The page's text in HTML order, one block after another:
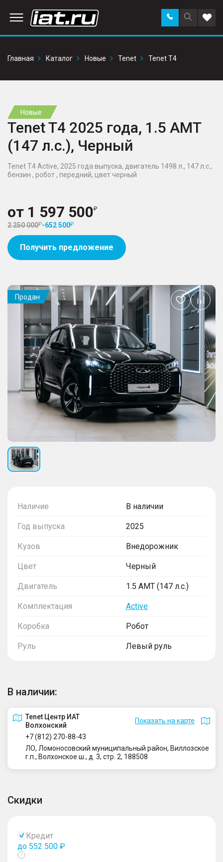
Поиск
по
Заказать
звонок в
Главная
Каталог Новые Tenet Tenet T4
Новые
Tenet T4 2025 года, 1.5 AMT
(147 л.с.), Черный
Tenet T4 Active, 2025 года выпуска, двигатель 1498 л., 147 л.с.,
бензин , робот , передний, цвет черный
от 1 597 500
2 250 000 -652 500
Получить предложение
Наличие В наличии
Год выпуска 2025
Кузов Внедорожник
Цвет Черный
Двигатель 1.5 AMT (147 л.с.)
Комплектация Active
Коробка Робот
Руль Левый руль
В наличии:
Tenet Центр ИАТ
Волхонский
Показать на карте
+7 (812) 270-88-43
ЛО, Ломоносовский муниципальный район, Виллозское
г.п., Волхонское ш., д. 3, стр. 2, 188508
Скидки
Кредит
до 552 500 ₽
Показать
Продан
Добавить
в
избранное